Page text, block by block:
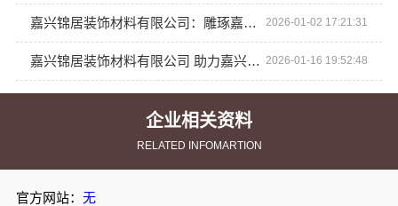
企业相关资料
RELATED INFOMARTION
官方网站： 无
嘉兴锦居装饰材料有限公司：雕琢嘉兴家居美学新典范 2026-01-02 17:21:31
嘉兴锦居装饰材料有限公司 助力嘉兴业主实现梦幻家园 2026-01-16 19:52:48